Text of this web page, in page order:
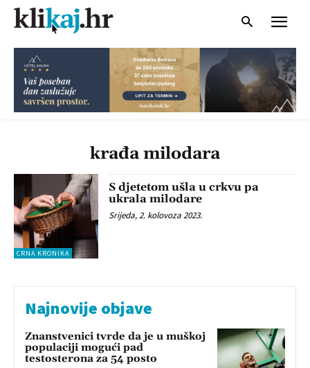
krađa milodara
CRNA KRONIKA
S djetetom ušla u crkvu pa
ukrala milodare
Srijeda, 2. kolovoza 2023.
Najnovije objave
Znanstvenici tvrde da je u muškoj
populaciji mogući pad
testosterona za 54 posto